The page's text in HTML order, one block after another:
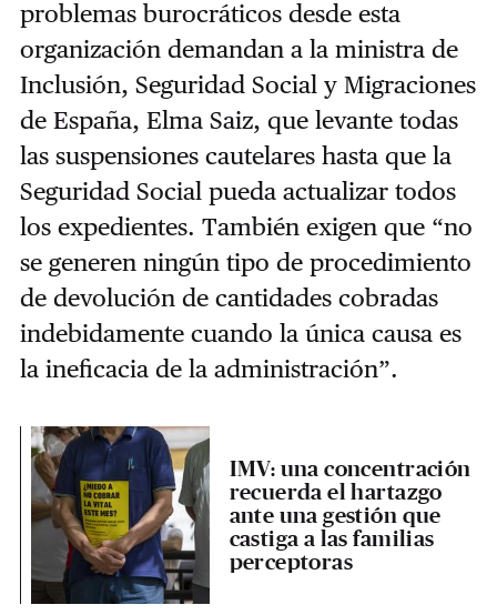
problemas burocráticos desde esta
organización demandan a la ministra de
Inclusión, Seguridad Social y Migraciones
de España, Elma Saiz, que levante todas
las suspensiones cautelares hasta que la
Seguridad Social pueda actualizar todos
los expedientes. También exigen que “no
se generen ningún tipo de procedimiento
de devolución de cantidades cobradas
indebidamente cuando la única causa es
la ineficacia de la administración”.
IMV: una concentración
recuerda el hartazgo
ante una gestión que
castiga a las familias
perceptoras